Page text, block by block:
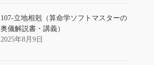
107-立地相剋（算命学ソフトマスターの
奥儀解説書・講義）
2025年8月9日